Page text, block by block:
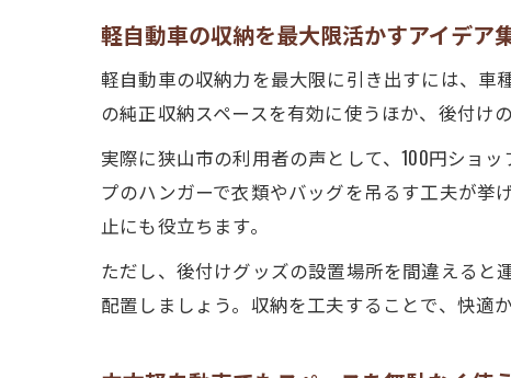
軽自動車の収納を最大限活かすアイデア
軽自動車の収納力を最大限に引き出すには、車
の純正収納スペースを有効に使うほか、後付け
実際に狭山市の利用者の声として、100円ショ
プのハンガーで衣類やバッグを吊るす工夫が挙
止にも役立ちます。
ただし、後付けグッズの設置場所を間違えると
配置しましょう。収納を工夫することで、快適